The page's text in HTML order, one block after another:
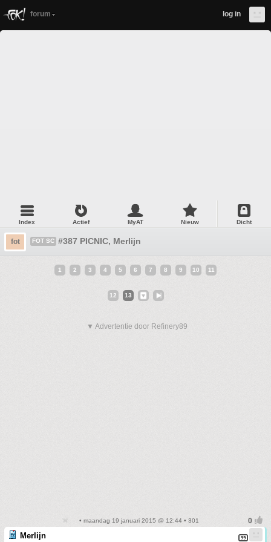
forum log in
Index Actief MyAT Nieuw Dicht
fot FOT SC #387 PICNIC, Merlijn
1 2 3 4 5 6 7 8 9 10 11
12 13
▼ Advertentie door Refinery89
• maandag 19 januari 2015 @ 12:44 • 301
Merlijn